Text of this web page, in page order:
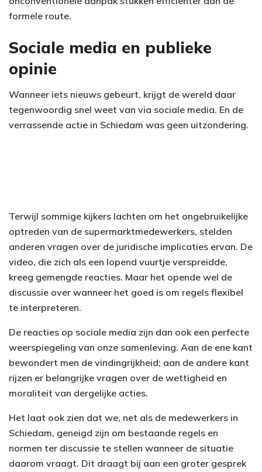
formele route.
Sociale media en publieke
opinie
Wanneer iets nieuws gebeurt, krijgt de wereld daar
tegenwoordig snel weet van via sociale media. En de
verrassende actie in Schiedam was geen uitzondering.
Terwijl sommige kijkers lachten om het ongebruikelijke
optreden van de supermarktmedewerkers, stelden
anderen vragen over de juridische implicaties ervan. De
video, die zich als een lopend vuurtje verspreidde,
kreeg gemengde reacties. Maar het opende wel de
discussie over wanneer het goed is om regels flexibel
te interpreteren.
De reacties op sociale media zijn dan ook een perfecte
weerspiegeling van onze samenleving. Aan de ene kant
bewondert men de vindingrijkheid; aan de andere kant
rijzen er belangrijke vragen over de wettigheid en
moraliteit van dergelijke acties.
Het laat ook zien dat we, net als de medewerkers in
Schiedam, geneigd zijn om bestaande regels en
normen ter discussie te stellen wanneer de situatie
daarom vraagt. Dit draagt bij aan een groter gesprek